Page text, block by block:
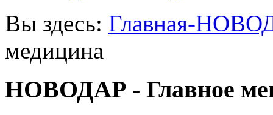
Вы здесь: Главная-
медицина
НОВОДАР - Главное